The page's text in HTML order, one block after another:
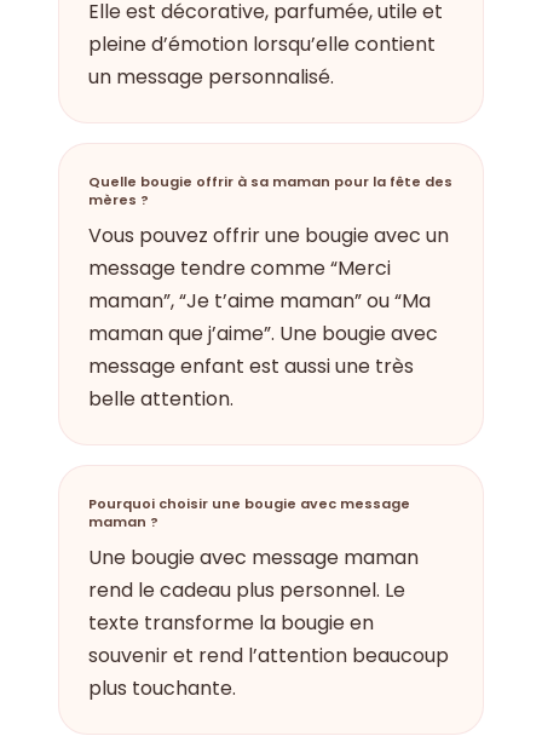
Elle est décorative, parfumée, utile et
pleine d’émotion lorsqu’elle contient
un message personnalisé.
Quelle bougie offrir à sa maman pour la fête des
mères ?
Vous pouvez offrir une bougie avec un
message tendre comme “Merci
maman”, “Je t’aime maman” ou “Ma
maman que j’aime”. Une bougie avec
message enfant est aussi une très
belle attention.
Pourquoi choisir une bougie avec message
maman ?
Une bougie avec message maman
rend le cadeau plus personnel. Le
texte transforme la bougie en
souvenir et rend l’attention beaucoup
plus touchante.